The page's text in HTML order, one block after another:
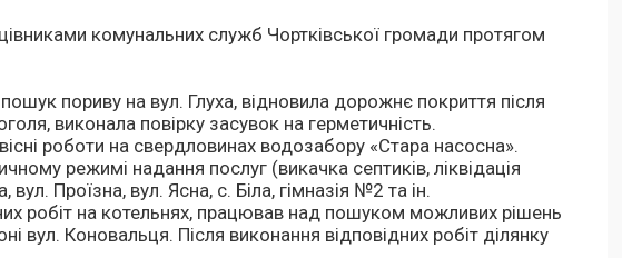
комунальних служб Чортківської громади протягом
пориву на вул. Глуха, відновила дорожнє покриття після
виконала повірку засувок на герметичність.
роботи на свердловинах водозабору «Стара насосна».
режимі надання послуг (викачка септиків, ліквідація
Проїзна, вул. Ясна, с. Біла, гімназія №2 та ін.
робіт на котельнях, працював над пошуком можливих рішень
вул. Коновальця. Після виконання відповідних робіт ділянку